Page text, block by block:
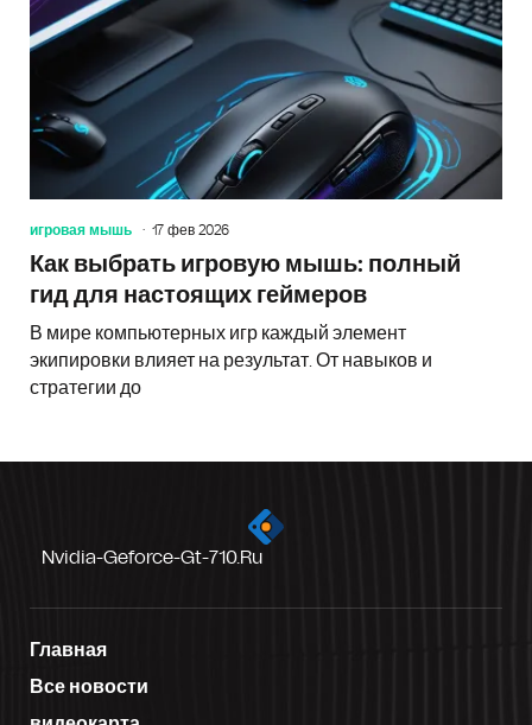
игровая мышь 17 фев 2026
Как выбрать игровую мышь: полный
гид для настоящих геймеров
В мире компьютерных игр каждый элемент
экипировки влияет на результат. От навыков и
стратегии до
Nvidia-Geforce-Gt-710.ru
Главная
Все новости